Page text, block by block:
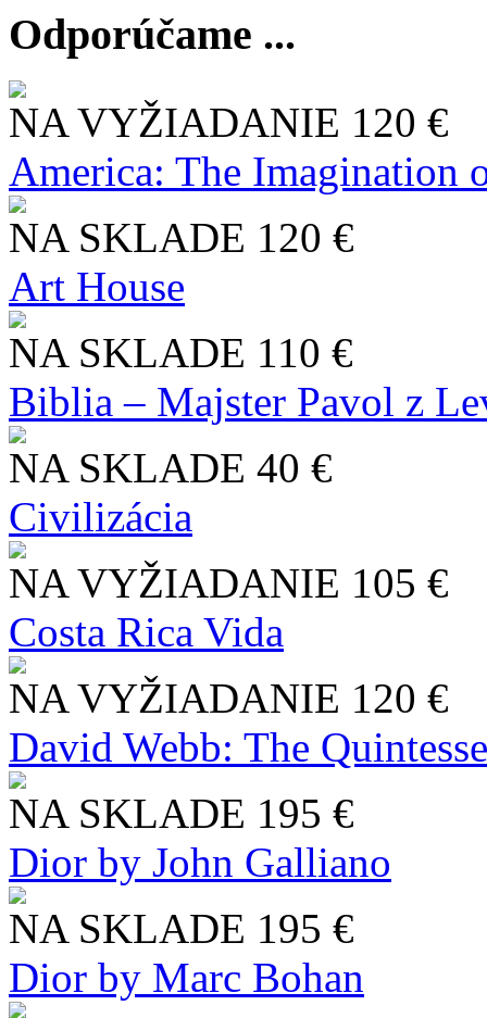
Odporúčame ...
NA VYŽIADANIE 120 €
America: The Imagination
NA SKLADE 120 €
Art House
NA SKLADE 110 €
Biblia – Majster Pavol z
NA SKLADE 40 €
Civilizácia
NA VYŽIADANIE 105 €
Costa Rica Vida
NA VYŽIADANIE 120 €
David Webb: The
NA SKLADE 195 €
Dior by John Galliano
NA SKLADE 195 €
Dior by Marc Bohan